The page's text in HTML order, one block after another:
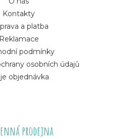
Kontakty
a platba
Reklamace
podmínky
osobních údajů
objednávka
prodejna